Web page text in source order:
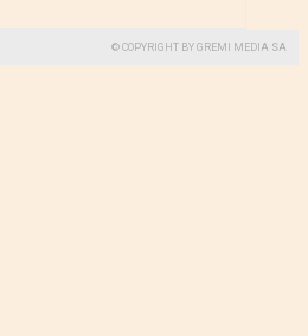
© COPYRIGHT BY GREMI MEDIA SA